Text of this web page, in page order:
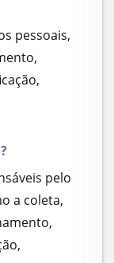
pessoais,
pelo
a coleta,